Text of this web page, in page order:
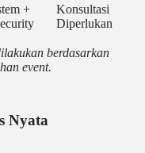
+
Konsultasi
Diperlukan
berdasarkan
event.
Nyata